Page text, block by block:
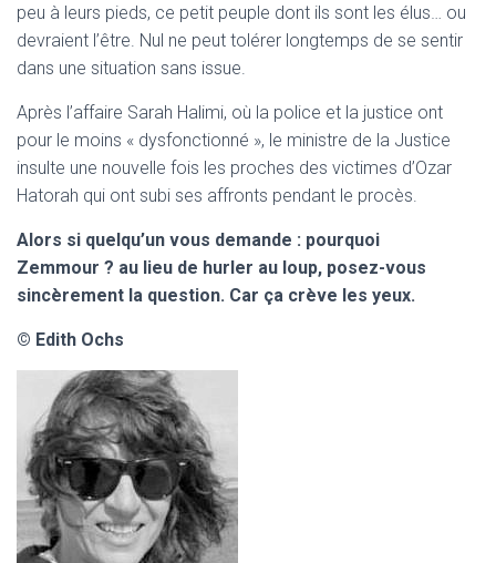
peu à leurs pieds, ce petit peuple dont ils sont les élus… ou
devraient l’être. Nul ne peut tolérer longtemps de se sentir
dans une situation sans issue.
Après l’affaire Sarah Halimi, où la police et la justice ont
pour le moins « dysfonctionné », le ministre de la Justice
insulte une nouvelle fois les proches des victimes d’Ozar
Hatorah qui ont subi ses affronts pendant le procès.
Alors si quelqu’un vous demande : pourquoi
Zemmour ? au lieu de hurler au loup, posez-vous
sincèrement la question. Car ça crève les yeux.
© Edith Ochs